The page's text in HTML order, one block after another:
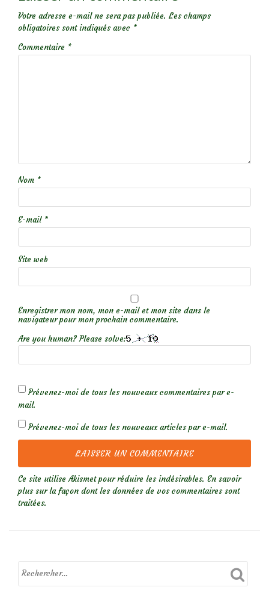
Votre adresse e-mail ne sera pas publiée. Les champs
obligatoires sont indiqués avec *
Commentaire *
Nom *
E-mail *
Site web
Enregistrer mon nom, mon e-mail et mon site dans le
navigateur pour mon prochain commentaire.
Are you human? Please solve:
Prévenez-moi de tous les nouveaux commentaires par e-
mail.
Prévenez-moi de tous les nouveaux articles par e-mail.
Ce site utilise Akismet pour réduire les indésirables. En savoir
plus sur la façon dont les données de vos commentaires sont
traitées.